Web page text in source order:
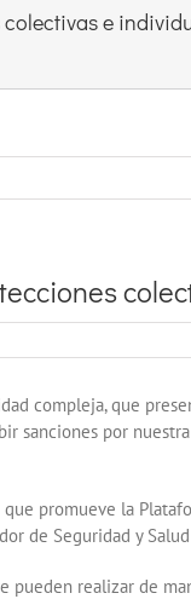
e
compleja, que
sanciones por
promueve la
de Seguridad y
pueden realizar de